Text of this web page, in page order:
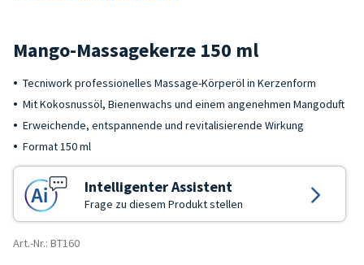
Mango-Massagekerze 150 ml
Tecniwork professionelles Massage-Körperöl in Kerzenform
Mit Kokosnussöl, Bienenwachs und einem angenehmen Mangoduft
Erweichende, entspannende und revitalisierende Wirkung
Format 150 ml
Intelligenter Assistent
Frage zu diesem Produkt stellen
Art.-Nr.: BT160